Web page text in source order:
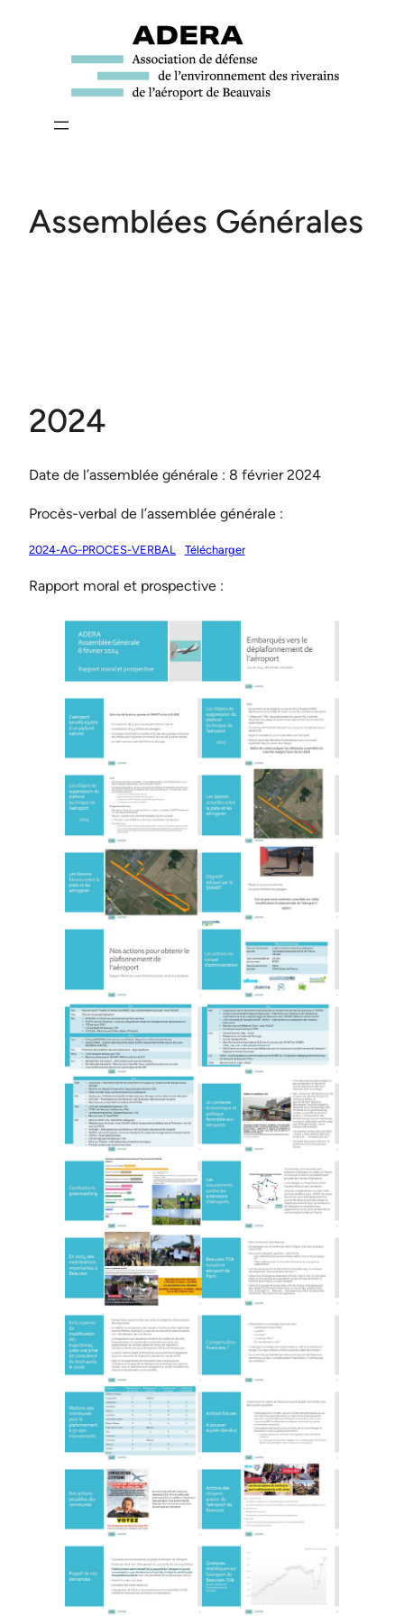
Assemblées Générales
2024
Date de l’assemblée générale : 8 février 2024
Procès-verbal de l’assemblée générale :
2024-AG-PROCES-VERBAL Télécharger
Rapport moral et prospective :